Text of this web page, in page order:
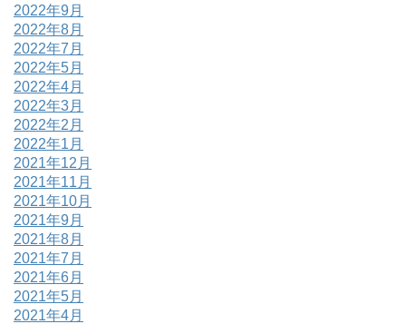
2022年9月
2022年8月
2022年7月
2022年5月
2022年4月
2022年3月
2022年2月
2022年1月
2021年12月
2021年11月
2021年10月
2021年9月
2021年8月
2021年7月
2021年6月
2021年5月
2021年4月